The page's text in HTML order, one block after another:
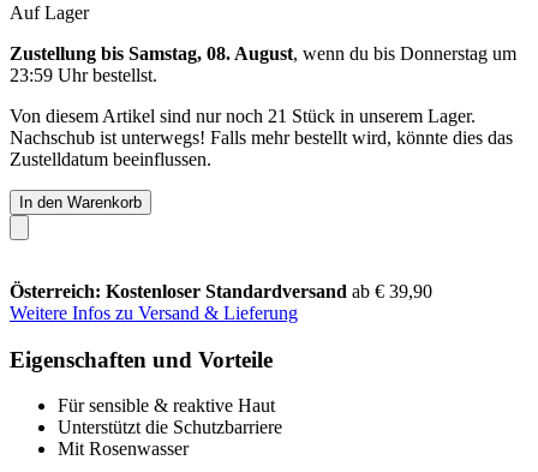
Auf Lager
Zustellung bis Samstag, 08. August, wenn du bis Donnerstag um
23:59 Uhrbestellst.
Von diesem Artikel sind nur noch 21 Stück in unserem Lager.
Nachschub ist unterwegs! Falls mehr bestellt wird, könnte dies das
Zustelldatum beeinflussen.
In den Warenkorb
Österreich: Kostenloser Standardversand ab € 39,90
Weitere Infos zu Versand & Lieferung
Eigenschaften und Vorteile
Für sensible & reaktive Haut
Unterstützt die Schutzbarriere
Mit Rosenwasser